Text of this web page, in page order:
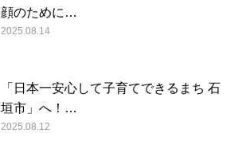
顔のために…
2025.08.14
「日本一安心して子育てできるまち 石
垣市」へ！…
2025.08.12